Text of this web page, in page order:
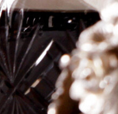
att se priset
Ch Margaux
1986